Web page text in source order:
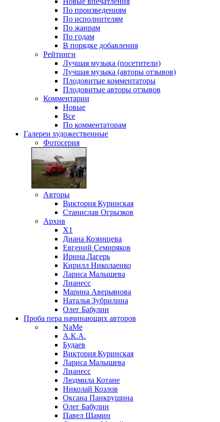
По произведениям
По исполнителям
По жанрам
По годам
В порядке добавления
Рейтинги
Лучшая музыка (посетители)
Лучшая музыка (авторы отзывов)
Плодовитые комментаторы
Плодовитые авторы отзывов
Комментарии
Новые
Все
По комментаторам
Галереи художественные
Фотосерия
Авторы
Виктория Куринская
Станислав Огрызков
Архив
X1
Диана Козинцева
Евгений Семиряков
Ирина Лагерь
Кирилл Николаенко
Лариса Малышева
Лианесс
Марина Аверьянова
Наталья Зубрилина
Олег Бабулин
Проба пера начинающих авторов
NaMe
А.К.А.
Будаев
Виктория Куринская
Лариса Малышева
Лианесс
Людмила Котане
Николай Козлов
Оксана Панкрушина
Олег Бабулин
Павел Шамин